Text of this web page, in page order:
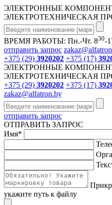
ЭЛЕКТРОННЫЕ
ЭЛЕКТРОТЕХНИЧЕСКАЯ
ВРЕМЯ РАБОТЫ: Пн.-Чт. 830-
отправить запрос
+375 (29) 3920202 +375 (17)
ЭЛЕКТРОННЫЕ
ЭЛЕКТРОТЕХНИЧЕСКАЯ
+375 (29) 3920202 +375 (17)
zakaz@alfatron.by
отправить запрос
ОТПРАВИТЬ ЗАПРОС
Имя*
укажите путь к файлу